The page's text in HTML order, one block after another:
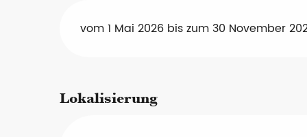
vom 1 Mai 2026 bis zum 30 November
Lokalisierung